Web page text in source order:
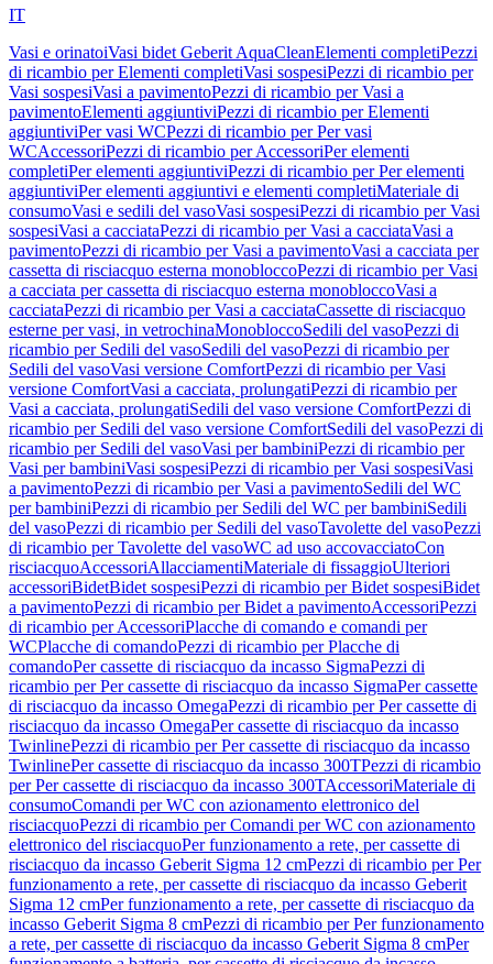
IT
Vasi e orinatoiVasi bidet Geberit AquaCleanElementi completiPezzi
di ricambio per Elementi completiVasi sospesiPezzi di ricambio per
Vasi sospesiVasi a pavimentoPezzi di ricambio per Vasi a
pavimentoElementi aggiuntiviPezzi di ricambio per Elementi
aggiuntiviPer vasi WCPezzi di ricambio per Per vasi
WCAccessoriPezzi di ricambio per AccessoriPer elementi
completiPer elementi aggiuntiviPezzi di ricambio per Per elementi
aggiuntiviPer elementi aggiuntivi e elementi completiMateriale di
consumoVasi e sedili del vasoVasi sospesiPezzi di ricambio per Vasi
sospesiVasi a cacciataPezzi di ricambio per Vasi a cacciataVasi a
pavimentoPezzi di ricambio per Vasi a pavimentoVasi a cacciata per
cassetta di risciacquo esterna monobloccoPezzi di ricambio per Vasi
a cacciata per cassetta di risciacquo esterna monobloccoVasi a
cacciataPezzi di ricambio per Vasi a cacciataCassette di risciacquo
esterne per vasi, in vetrochinaMonobloccoSedili del vasoPezzi di
ricambio per Sedili del vasoSedili del vasoPezzi di ricambio per
Sedili del vasoVasi versione ComfortPezzi di ricambio per Vasi
versione ComfortVasi a cacciata, prolungatiPezzi di ricambio per
Vasi a cacciata, prolungatiSedili del vaso versione ComfortPezzi di
ricambio per Sedili del vaso versione ComfortSedili del vasoPezzi di
ricambio per Sedili del vasoVasi per bambiniPezzi di ricambio per
Vasi per bambiniVasi sospesiPezzi di ricambio per Vasi sospesiVasi
a pavimentoPezzi di ricambio per Vasi a pavimentoSedili del WC
per bambiniPezzi di ricambio per Sedili del WC per bambiniSedili
del vasoPezzi di ricambio per Sedili del vasoTavolette del vasoPezzi
di ricambio per Tavolette del vasoWC ad uso accovacciatoCon
risciacquoAccessoriAllacciamentiMateriale di fissaggioUlteriori
accessoriBidetBidet sospesiPezzi di ricambio per Bidet sospesiBidet
a pavimentoPezzi di ricambio per Bidet a pavimentoAccessoriPezzi
di ricambio per AccessoriPlacche di comando e comandi per
WCPlacche di comandoPezzi di ricambio per Placche di
comandoPer cassette di risciacquo da incasso SigmaPezzi di
ricambio per Per cassette di risciacquo da incasso SigmaPer cassette
di risciacquo da incasso OmegaPezzi di ricambio per Per cassette di
risciacquo da incasso OmegaPer cassette di risciacquo da incasso
TwinlinePezzi di ricambio per Per cassette di risciacquo da incasso
TwinlinePer cassette di risciacquo da incasso 300TPezzi di ricambio
per Per cassette di risciacquo da incasso 300TAccessoriMateriale di
consumoComandi per WC con azionamento elettronico del
risciacquoPezzi di ricambio per Comandi per WC con azionamento
elettronico del risciacquoPer funzionamento a rete, per cassette di
risciacquo da incasso Geberit Sigma 12 cmPezzi di ricambio per Per
funzionamento a rete, per cassette di risciacquo da incasso Geberit
Sigma 12 cmPer funzionamento a rete, per cassette di risciacquo da
incasso Geberit Sigma 8 cmPezzi di ricambio per Per funzionamento
a rete, per cassette di risciacquo da incasso Geberit Sigma 8 cmPer